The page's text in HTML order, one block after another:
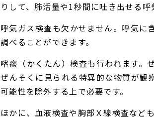
りして、肺活量や1秒間に吐き出せる呼
呼気ガス検査も欠かせません。呼気に
調べることができます。
喀痰（かくたん）検査も行われます。
ぜんそくに見られる特異的な物質が観
可能性を除外する上で必要です。
ほかに、血液検査や胸部Ｘ線検査など